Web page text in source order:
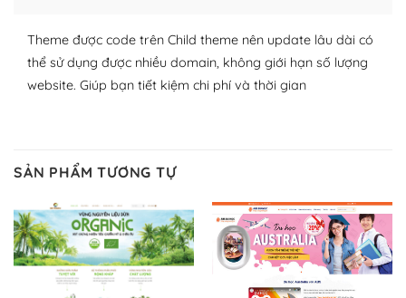
– Dễ sử dụng
Và bạn có toàn quyền tự do khi quyết định nơi lưu trữ
trang web WordPress của bạn.
Dễ dàng lựa chọn Hosting cho website WordPress
– Bảo mật cực tốt
Theme được code trên Child theme nên update lâu dài có
thể sử dụng được nhiều domain, không giới hạn số lượng
website. Giúp bạn tiết kiệm chi phí và thời gian
SẢN PHẨM TƯƠNG TỰ